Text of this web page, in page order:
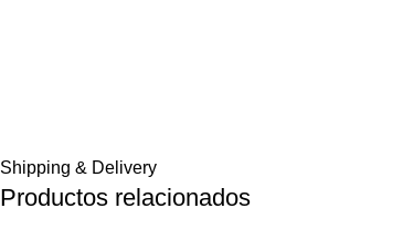
Shipping & Delivery
Productos relacionados